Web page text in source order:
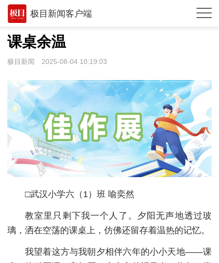
极目新闻客户端
推荐
观点
湖北
武汉
世相
环球
专题
极客圈
经济
城建
科教
课桌余温
极目新闻 2025-08-04 10:19:03
□武汉小学六（1）班 喻奕然
教室里只剩下我一个人了。夕阳无声地透过玻
璃，洒在空荡的课桌上，仿佛还留存着温热的记忆。
我望着这方与我朝夕相伴六年的小小天地——课